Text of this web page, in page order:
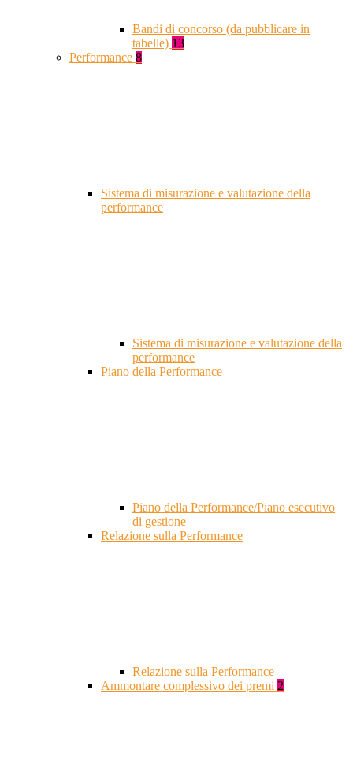
Bandi di concorso (da pubblicare in
tabelle) 13
Performance 8
Sistema di misurazione e valutazione della
performance
Sistema di misurazione e valutazione della
performance
Piano della Performance
Piano della Performance/Piano esecutivo
di gestione
Relazione sulla Performance
Relazione sulla Performance
Ammontare complessivo dei premi 2